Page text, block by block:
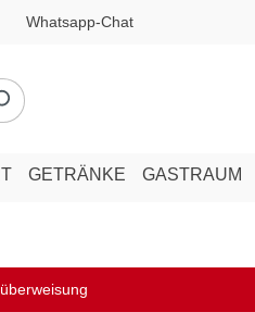
Whatsapp-Chat
GETRÄNKE GASTRAUM